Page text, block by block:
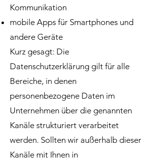
Kommunikation
mobile Apps für Smartphones und
andere Geräte
Kurz gesagt: Die
Datenschutzerklärung gilt für alle
Bereiche, in denen
personenbezogene Daten im
Unternehmen über die genannten
Kanäle strukturiert verarbeitet
werden. Sollten wir außerhalb dieser
Kanäle mit Ihnen in